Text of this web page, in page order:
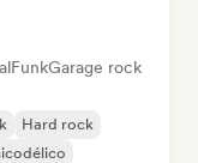
FunkGarage rock
Hard rock